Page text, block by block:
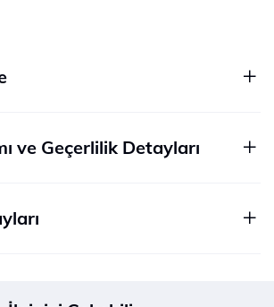
ve Geçerlilik Detayları